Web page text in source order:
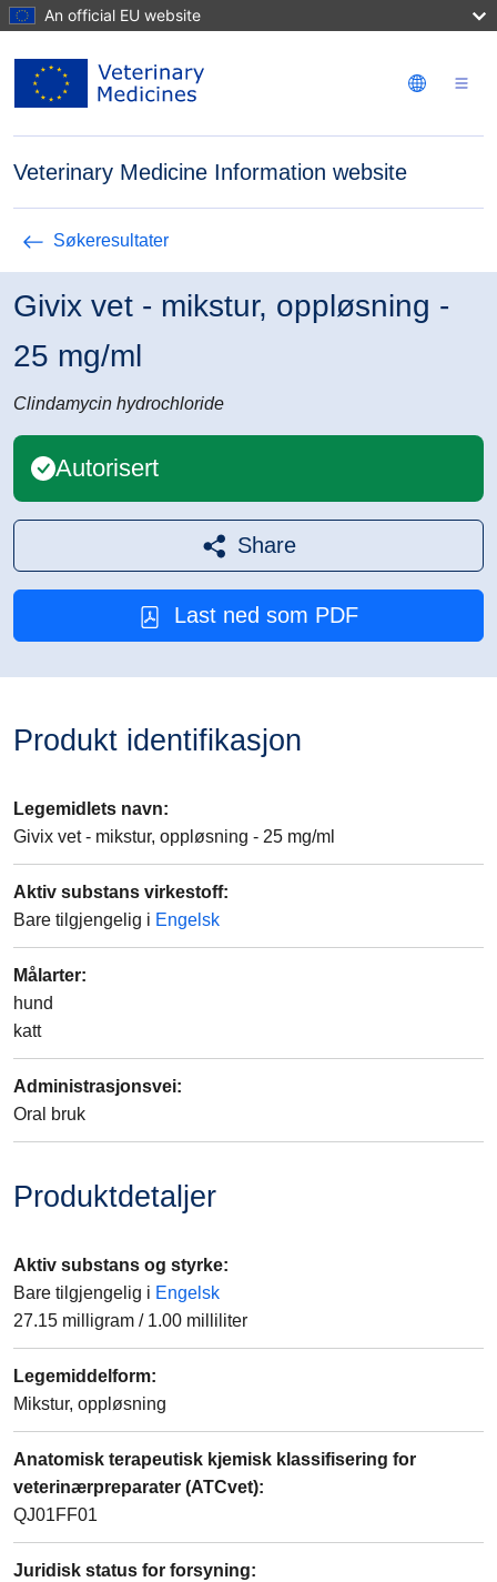
Hopp til hovedinnhold
An official EU website
Veterinary Medicine Information website
Søkeresultater
Givix vet - mikstur, oppløsning -
25 mg/ml
Autorisert
Clindamycin hydrochloride
Share
Last ned som PDF
Produkt identifikasjon
Legemidlets navn:
Givix vet - mikstur, oppløsning - 25 mg/ml
Aktiv substans virkestoff:
Bare tilgjengelig i Engelsk
Målarter:
hund
katt
Administrasjonsvei:
Oral bruk
Produktdetaljer
Aktiv substans og styrke:
Bare tilgjengelig i Engelsk
27.15 milligram / 1.00 milliliter
Legemiddelform:
Mikstur, oppløsning
Anatomisk terapeutisk kjemisk klassifisering for
veterinærpreparater (ATCvet):
QJ01FF01
Juridisk status for forsyning: